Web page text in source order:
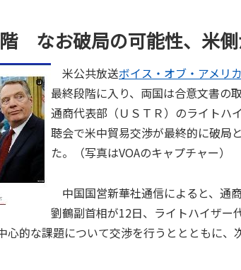
なお破局の可能性、米
米公共放送ボイス・オブ・アメリカ
最終段階に入り、両国は合意文書の
通商代表部（ＵＳＴＲ）のライトハ
聴会で米中貿易交渉が最終的に破局
た。（写真はVOAのキャプチャー）
中国国営新華社通信によると、通
劉鶴副首相が12日、ライトハイザー
心的な課題について交渉を行うととともに、